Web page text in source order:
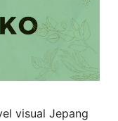
visual Jepang